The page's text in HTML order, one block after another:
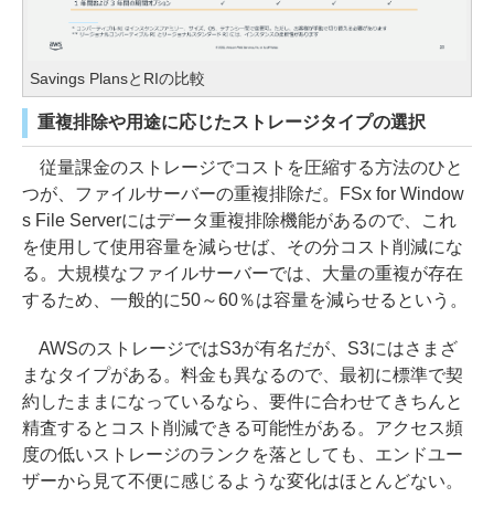
Savings PlansとRIの比較
重複排除や用途に応じたストレージタイプの選択
従量課金のストレージでコストを圧縮する方法のひと
つが、ファイルサーバーの重複排除だ。FSx for Window
s File Serverにはデータ重複排除機能があるので、これ
を使用して使用容量を減らせば、その分コスト削減にな
る。大規模なファイルサーバーでは、大量の重複が存在
するため、一般的に50～60％は容量を減らせるという。
AWSのストレージではS3が有名だが、S3にはさまざ
まなタイプがある。料金も異なるので、最初に標準で契
約したままになっているなら、要件に合わせてきちんと
精査するとコスト削減できる可能性がある。アクセス頻
度の低いストレージのランクを落としても、エンドユー
ザーから見て不便に感じるような変化はほとんどない。